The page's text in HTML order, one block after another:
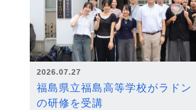
2026.07.27
福島県立福島高等学校がラドン
の研修を受講